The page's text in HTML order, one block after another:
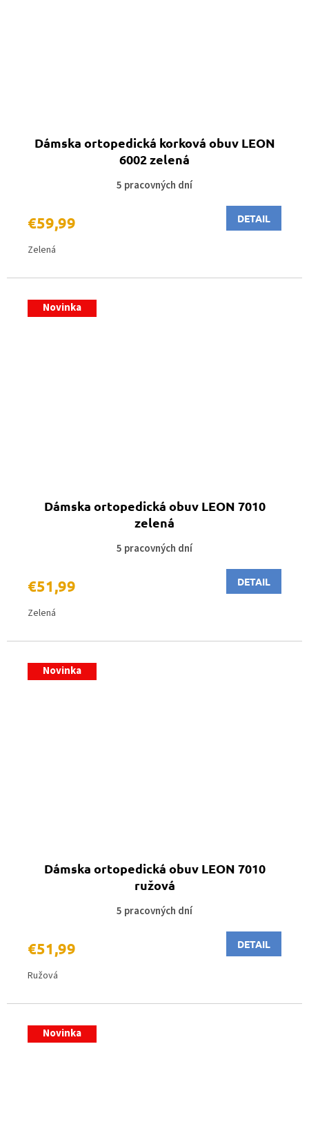
Dámska ortopedická korková obuv LEON
6002 zelená
5 pracovných dní
€59,99 DETAIL
Zelená
Novinka
Dámska ortopedická obuv LEON 7010
zelená
5 pracovných dní
€51,99 DETAIL
Zelená
Novinka
Dámska ortopedická obuv LEON 7010
ružová
5 pracovných dní
€51,99 DETAIL
Ružová
Novinka